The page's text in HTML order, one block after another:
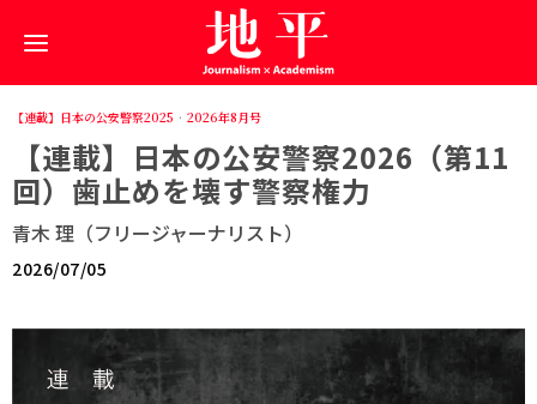
【連載】日本の公安警察2025 · 2026年8月号
【連載】日本の公安警察2026（第11
回）歯止めを壊す警察権力
青木 理（フリージャーナリスト）
2026/07/05